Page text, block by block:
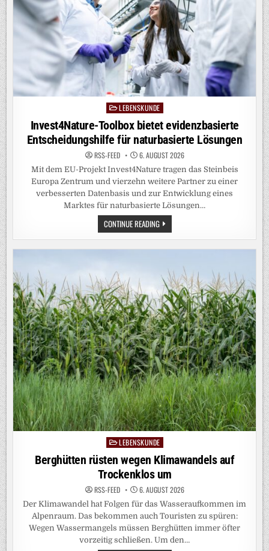
PostedLEBENSKUNDE
Invest4Nature-Toolbox bietet evidenzbasierte
Entscheidungshilfe für naturbasierte Lösungen
RSS-FEED 6. AUGUST 2026
Mit dem EU-Projekt Invest4Nature tragen das Steinbeis
Europa Zentrum und vierzehn weitere Partner zu einer
verbesserten Datenbasis und zur Entwicklung eines
Marktes für naturbasierte Lösungen…
CONTINUE READINGINVEST4NATURE-
TOOLBOX
BIETET
EVIDENZBASIERTE
NATURBASIERTE
LÖSUNGEN
PostedLEBENSKUNDE
Berghütten rüsten wegen Klimawandels auf
Trockenklos um
RSS-FEED 6. AUGUST 2026
Der Klimawandel hat Folgen für das Wasseraufkommen im
Alpenraum. Das bekommen auch Touristen zu spüren:
Wegen Wassermangels müssen Berghütten immer öfter
vorzeitig schließen. Um den…